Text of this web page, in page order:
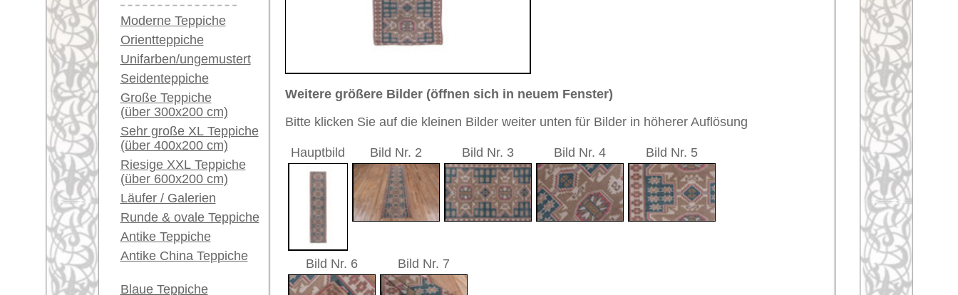
Blaue Teppiche
Graue Teppiche
Braune Teppiche
Blaue Teppiche
Grüne Teppiche
Rot/pink/flieder/lila
Beige/hell/cremefarben
Ein kleines Teppich-
Glossar...
Händler können ihre
großen Teppiche hier
verkaufen
Info Center
Häufige Fragen (FAQ)
AGB
Bestellvorgang
Lieferung und Zahlung
Widerrufsrecht
Datenschutz
Name/Provenienz:
Ursprungsland: Türkei
290 x 66 cm (Läufer)
Alter:
antik
Flor:
geometrisch / durchgemustert
Grundfarbe:
Bemerkungen:
Unikat. Handgeknüpfter / traditionell orientalischer Teppich
Der Flor dieses Teppichs besteht aus Wolle
Preis (inkl. MwSt.): € 2.200
Voraussichtliche Lieferzeit:
4 - 8 Werktage
in Warenkorb
Mehr über die Provenienz Uschak, antik | Türkei